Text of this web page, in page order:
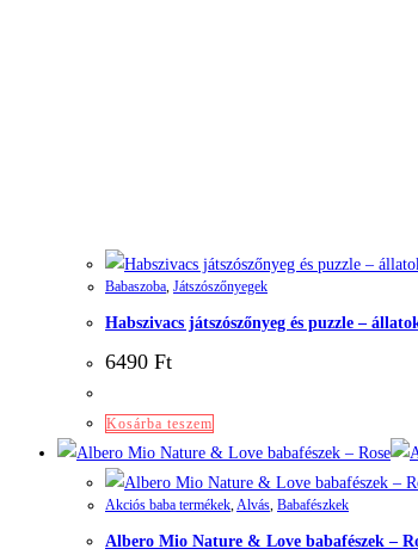
Babaszoba, Játszószőnyegek
Habszivacs játszószőnyeg és puzzle –
6490 Ft
Kosárba teszem
Akciós baba termékek,Alvás, Babafészkek
Albero Mio Nature & Love babafészek –